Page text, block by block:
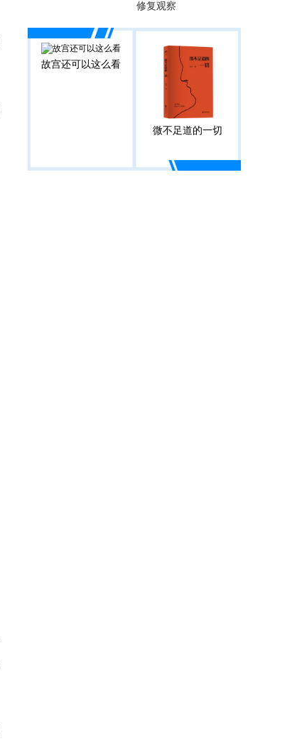
修复观察
故宫还可以这么看
微不足道的一切